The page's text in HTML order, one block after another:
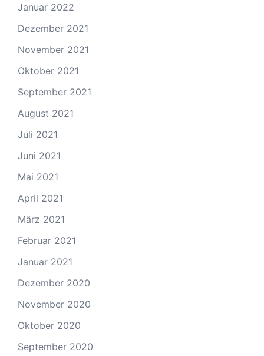
Januar 2022
Dezember 2021
November 2021
Oktober 2021
September 2021
August 2021
Juli 2021
Juni 2021
Mai 2021
April 2021
März 2021
Februar 2021
Januar 2021
Dezember 2020
November 2020
Oktober 2020
September 2020